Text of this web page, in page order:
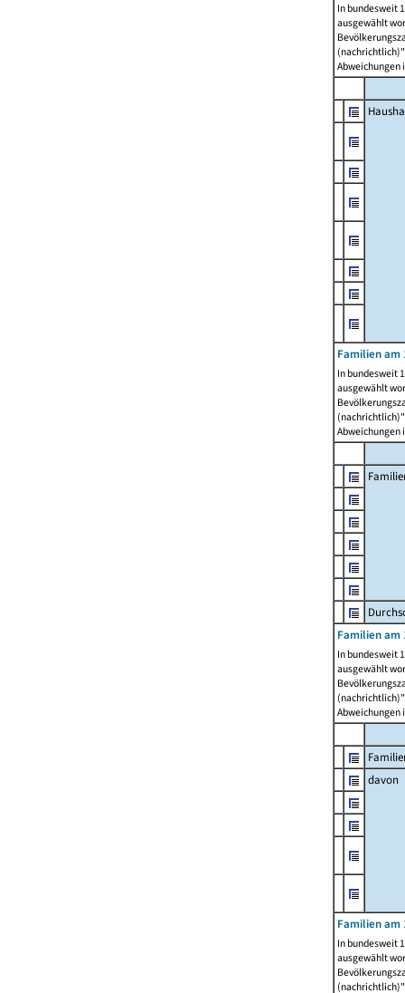
In bundesweit
ausgewählt
Abweichungen
Familien am
In bundesweit
ausgewählt
Abweichungen
Familien am
In bundesweit
ausgewählt
Abweichungen
davon
Familien am
In bundesweit
ausgewählt